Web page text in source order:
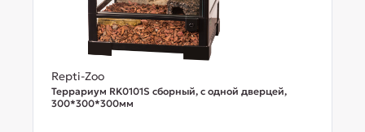
Repti-Zoo
Террариум RK0101S сборный, с одной дверцей,
300*300*300мм